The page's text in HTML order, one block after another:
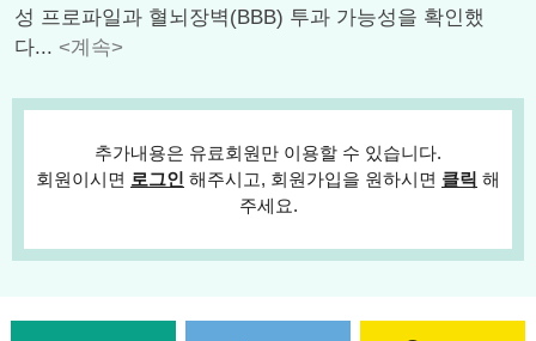
성 프로파일과 혈뇌장벽(BBB) 투과 가능성을 확인했
다... <계속>
추가내용은 유료회원만 이용할 수 있습니다.
회원이시면 로그인 해주시고, 회원가입을 원하시면 클릭 해
주세요.